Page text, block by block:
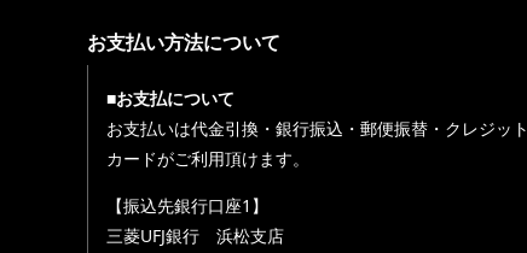
お支払い方法について
■お支払について
お支払いは代金引換・銀行振込・郵便振替・クレジット
カードがご利用頂けます。
【振込先銀行口座1】
三菱UFJ銀行 浜松支店